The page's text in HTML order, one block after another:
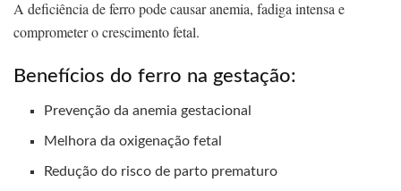
A deficiência de ferro pode causar anemia, fadiga intensa e
comprometer o crescimento fetal.
Benefícios do ferro na gestação:
Prevenção da anemia gestacional
Melhora da oxigenação fetal
Redução do risco de parto prematuro